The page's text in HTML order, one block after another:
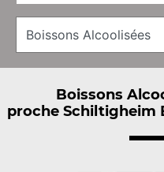
Boissons
proche Schiltigheim